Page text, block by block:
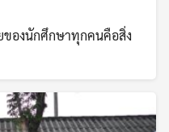
องนักศึกษาทุกคนคือสิ่ง